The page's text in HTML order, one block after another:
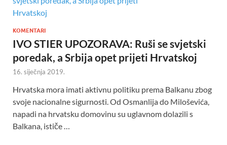
KOMENTARI
IVO STIER UPOZORAVA: Ruši se svjetski
poredak, a Srbija opet prijeti Hrvatskoj
16. siječnja 2019.
Hrvatska mora imati aktivnu politiku prema Balkanu zbog
svoje nacionalne sigurnosti. Od Osmanlija do Miloševića,
napadi na hrvatsku domovinu su uglavnom dolazili s
Balkana, ističe …